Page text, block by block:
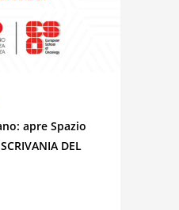
apre Spazio
DEL